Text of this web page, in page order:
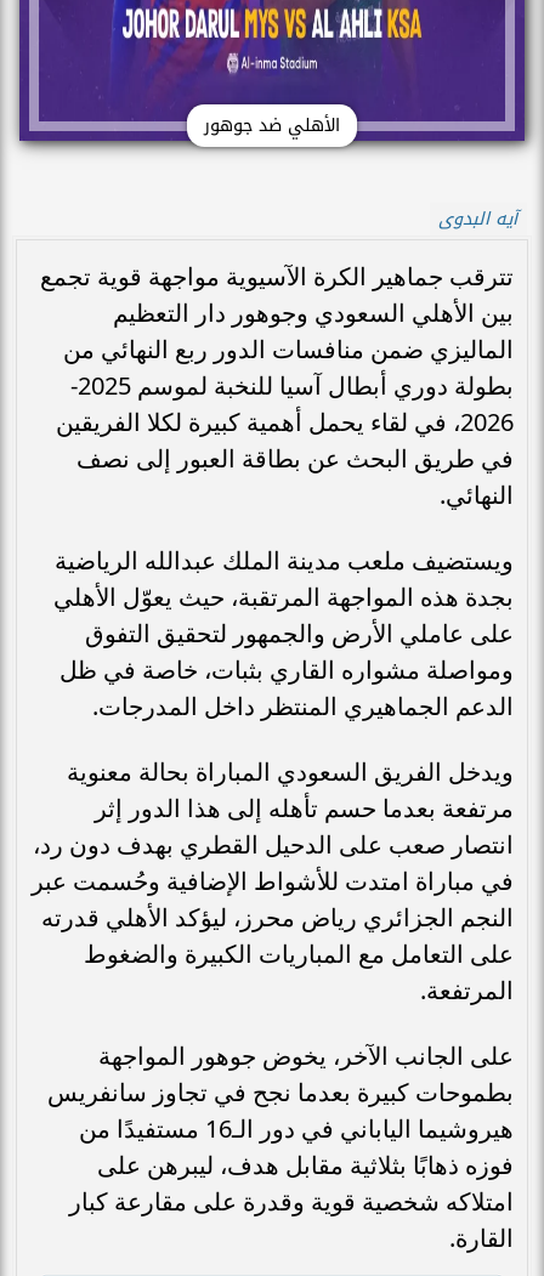
الأهلي ضد جوهور
آيه البدوى
تترقب جماهير الكرة الآسيوية مواجهة قوية تجمع
بين الأهلي السعودي وجوهور دار التعظيم
الماليزي ضمن منافسات الدور ربع النهائي من
بطولة دوري أبطال آسيا للنخبة لموسم 2025-
2026، في لقاء يحمل أهمية كبيرة لكلا الفريقين
في طريق البحث عن بطاقة العبور إلى نصف
النهائي.
ويستضيف ملعب مدينة الملك عبدالله الرياضية
بجدة هذه المواجهة المرتقبة، حيث يعوّل الأهلي
على عاملي الأرض والجمهور لتحقيق التفوق
ومواصلة مشواره القاري بثبات، خاصة في ظل
الدعم الجماهيري المنتظر داخل المدرجات.
ويدخل الفريق السعودي المباراة بحالة معنوية
مرتفعة بعدما حسم تأهله إلى هذا الدور إثر
انتصار صعب على الدحيل القطري بهدف دون رد،
في مباراة امتدت للأشواط الإضافية وحُسمت عبر
النجم الجزائري رياض محرز، ليؤكد الأهلي قدرته
على التعامل مع المباريات الكبيرة والضغوط
المرتفعة.
على الجانب الآخر، يخوض جوهور المواجهة
بطموحات كبيرة بعدما نجح في تجاوز سانفريس
هيروشيما الياباني في دور الـ16 مستفيدًا من
فوزه ذهابًا بثلاثية مقابل هدف، ليبرهن على
امتلاكه شخصية قوية وقدرة على مقارعة كبار
القارة.